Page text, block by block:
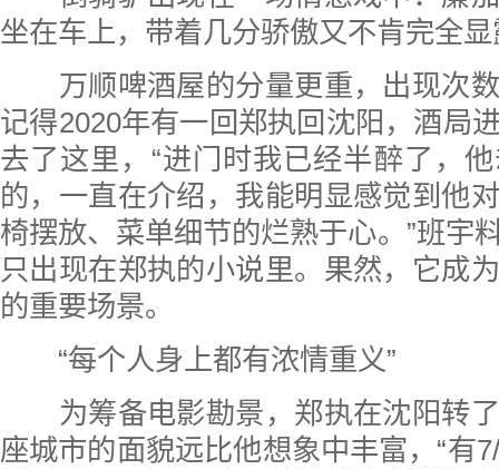
坐在车上，带着几分骄傲又不肯完全
万顺啤酒屋的分量更重，出现次数
记得2020年有一回郑执回沈阳，酒局
去了这里，“进门时我已经半醉了，
的，一直在介绍，我能明显感觉到他
椅摆放、菜单细节的烂熟于心。”班宇
只出现在郑执的小说里。果然，它成
的重要场景。
“每个人身上都有浓情重义”
为筹备电影勘景，郑执在沈阳转了
座城市的面貌远比他想象中丰富，“有